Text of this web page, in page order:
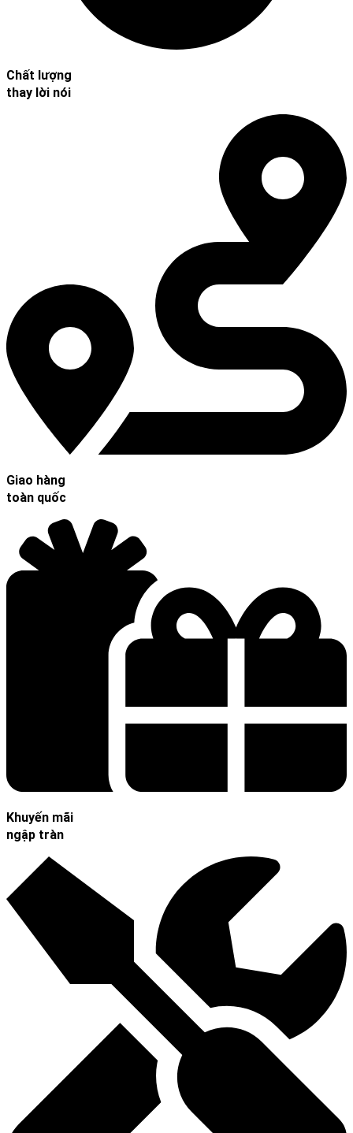
Chất lượng
thay lời nói
Giao hàng
toàn quốc
Khuyến mãi
ngập tràn